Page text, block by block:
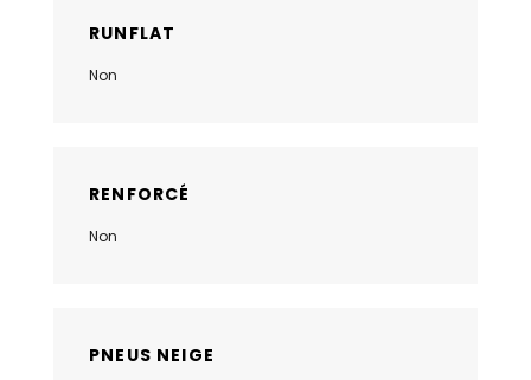
RUNFLAT
Non
RENFORCÉ
Non
PNEUS NEIGE